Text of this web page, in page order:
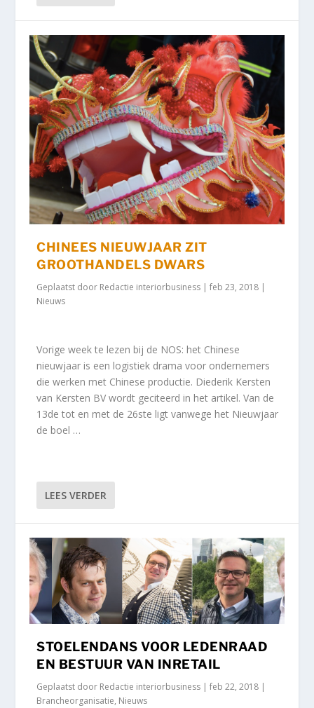
CHINEES NIEUWJAAR ZIT
GROOTHANDELS DWARS
Geplaatst door Redactie interiorbusiness |feb 23, 2018 |
Nieuws
Vorige week te lezen bij de NOS: het Chinese
nieuwjaar is een logistiek drama voor ondernemers
die werken met Chinese productie. Diederik Kersten
van Kersten BV wordt geciteerd in het artikel. Van de
13de tot en met de 26ste ligt vanwege het Nieuwjaar
de boel …
LEES VERDER
STOELENDANS VOOR LEDENRAAD
EN BESTUUR VAN INRETAIL
Geplaatst door Redactie interiorbusiness |feb 22, 2018 |
Brancheorganisatie, Nieuws